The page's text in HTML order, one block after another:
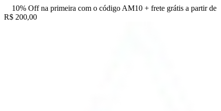
10% Off na primeira com o código AM10 + frete grátis a partir de
R$ 200,00